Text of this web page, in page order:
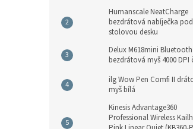
Humanscale NeatCharge
bezdrátová nabíječka pod
stolovou desku
Delux M618mini Bluetooth
bezdrátová myš 4000 DPI
ilg Wow Pen Comfi II
myš bílá
Kinesis Advantage360
Professional Wireless